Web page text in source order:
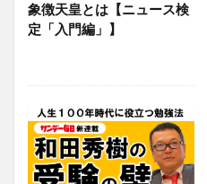
象徴天皇とは【ニュース検
定「入門編」】